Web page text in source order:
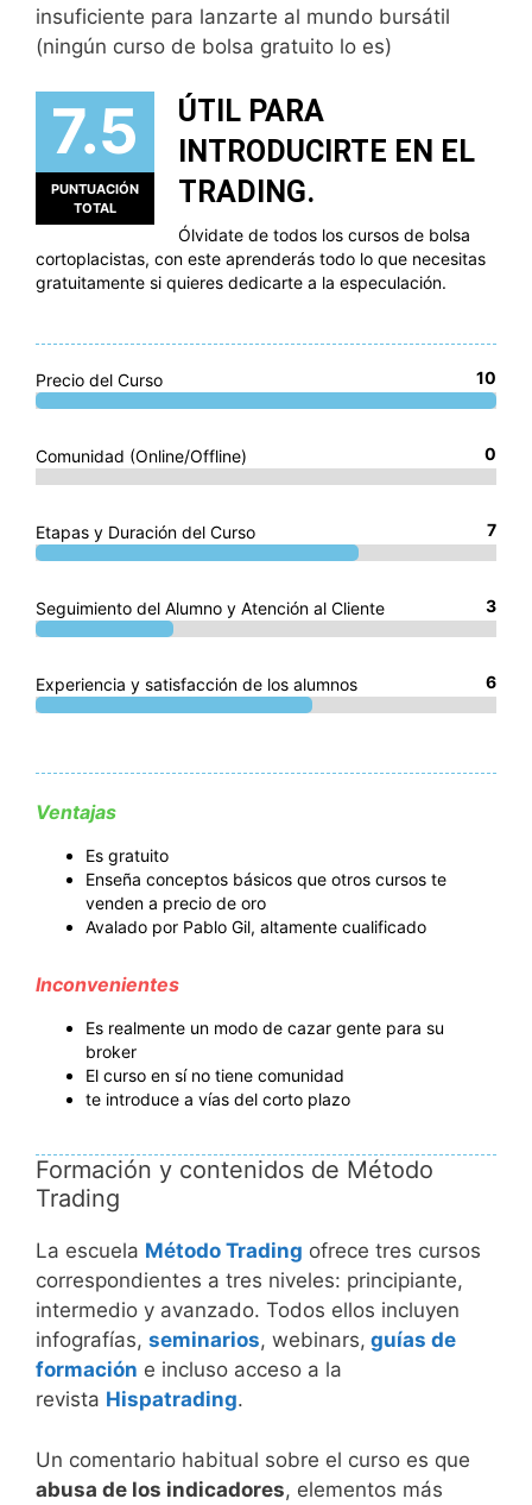
insuficiente para lanzarte al mundo bursátil
(ningún curso de bolsa gratuito lo es)
7.5
PUNTUACIÓN
TOTAL
ÚTIL PARA
INTRODUCIRTE EN EL
TRADING.
Ólvidate de todos los cursos de bolsa
cortoplacistas, con este aprenderás todo lo que necesitas
gratuitamente si quieres dedicarte a la especulación.
Precio del Curso 10
Comunidad (Online/Offline) 0
Etapas y Duración del Curso 7
Seguimiento del Alumno y Atención al Cliente 3
Experiencia y satisfacción de los alumnos 6
Ventajas
Es gratuito
Enseña conceptos básicos que otros cursos te
venden a precio de oro
Avalado por Pablo Gil, altamente cualificado
Inconvenientes
Es realmente un modo de cazar gente para su
broker
El curso en sí no tiene comunidad
te introduce a vías del corto plazo
Formación y contenidos de Método
Trading
La escuela Método Trading ofrece tres cursos
correspondientes a tres niveles: principiante,
intermedio y avanzado. Todos ellos incluyen
infografías, seminarios, webinars, guías de
formación e incluso acceso a la
revista Hispatrading.
Un comentario habitual sobre el curso es que
abusa de los indicadores, elementos más